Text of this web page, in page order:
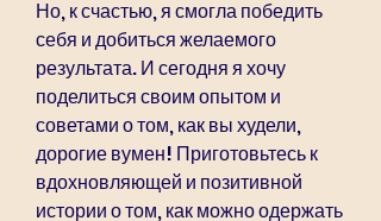
Но, к счастью, я смогла победить
себя и добиться желаемого
результата. И сегодня я хочу
поделиться своим опытом и
советами о том, как вы худели,
дорогие вумен! Приготовьтесь к
вдохновляющей и позитивной
истории о том, как можно одержать